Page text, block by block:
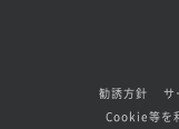
勧誘方針 サ
Cookie等を